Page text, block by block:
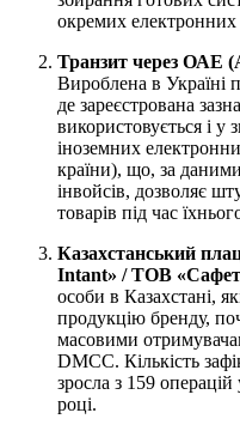
окремих електронних
Транзит через ОАЕ
Вироблена в Україні
де зареєстрована
використовується і у
іноземних
країни), що, за
інвойсів, дозволяє
товарів під час
Казахстанський
Intant» / ТОВ
особи в Казахстані,
продукцію бренду,
масовими
DMCC. Кількість
зросла з 159
році.